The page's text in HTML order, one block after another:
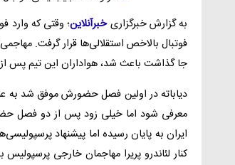
به گزارش خبرگزاریخبرآنلاین؛ وقتی که وارد
فوتبال بالاخص استقلالی‌ها قرار گرفت.
جا گذاشت باعث شد، هواداران این تیم
دیاباته در اولین فصل حضورش موفق شد به
معرفی شود اما خیلی زود پس از دو فصل
ایران به پایان رسیده اما پیشنهاد
کنار لئاندرو پریرا مهاجمان خارجی